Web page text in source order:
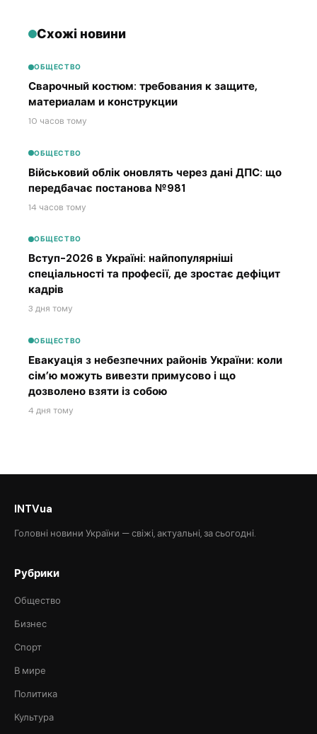
Схожі новини
ОБЩЕСТВО
Сварочный костюм: требования к защите,
материалам и конструкции
10 часов тому
ОБЩЕСТВО
Військовий облік оновлять через дані ДПС: що
передбачає постанова №981
14 часов тому
ОБЩЕСТВО
Вступ-2026 в Україні: найпопулярніші
спеціальності та професії, де зростає дефіцит
кадрів
3 дня тому
ОБЩЕСТВО
Евакуація з небезпечних районів України: коли
сім’ю можуть вивезти примусово і що
дозволено взяти із собою
4 дня тому
INTVua
Головні новини України — свіжі, актуальні, за сьогодні.
Рубрики
Общество
Бизнес
Спорт
В мире
Политика
Культура